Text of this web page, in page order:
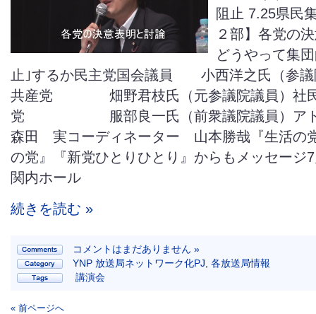
阻止 7.25県民
２部】各党の
どうやって集
止｣するか民主党国会議員 小西洋之氏（参議
共産党 畑野君枝氏（元参議院議員）社
党 服部良一氏（前衆議院議員）ア
森田 実コーディネーター 山本勝哉『生活の
の党』『新党ひとりひとり』からもメッセージ
関内ホール
続きを読む »
コメントはまだありません »
YNP 放送局ネットワーク化PJ 各放送局情報
講演会
« 前ページへ